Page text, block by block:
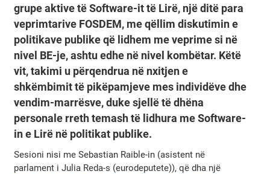
grupe aktive të Software-it të Lirë, një ditë para
veprimtarive FOSDEM, me qëllim diskutimin e
politikave publike që lidhem me veprime si në
nivel BE-je, ashtu edhe në nivel kombëtar. Këtë
vit, takimi u përqendrua në nxitjen e
shkëmbimit të pikëpamjeve mes individëve dhe
vendim-marrësve, duke sjellë të dhëna
personale rreth temash të lidhura me Software-
in e Lirë në politikat publike.
Sesioni nisi me Sebastian Raible-in (asistent në
parlament i Julia Reda-s (eurodeputete)), që dha një